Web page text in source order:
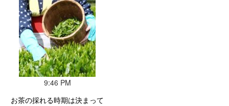
9:46 PM
お茶の採れる時期は決まって